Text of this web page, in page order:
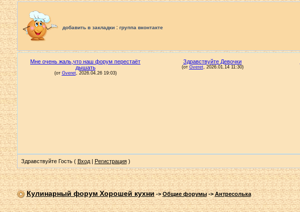
добавить в закладки: группа вконтакте
Здравствуйте Гость ( Вход| Регистрация)
Кулинарный форум Хорошей кухни->Общие форумы-> Антресолька